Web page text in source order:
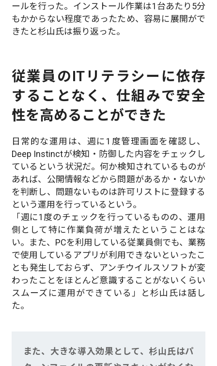
ールを行った。インストール作業は1台あたり5分
もかからない程度であったため、容易に展開がで
きたと杉山氏は振り返った。
従業員のITリテラシーに依存
することなく、仕組みで安全
性を高めることができた
日常的な運用は、週に1度管理画面を確認し、
Deep Instinctが検知・防御した内容をチェックし
ているという状況だ。何か検知されているものが
あれば、公開情報などから問題があるか・ないか
を判断し、問題ないものは許可リストに登録する
という運用を行っているという。
「週に1度のチェックを行っているものの、運用
側として特に作業負荷が増えたということはな
い。また、PCを利用している従業員側でも、業務
で使用しているアプリが利用できないといったこ
とも発生しておらず、アンチウイルスソフトが変
わったことをほとんど意識することがないくらい
スムーズに運用ができている」と杉山氏は話し
た。
また、大きな導入効果として、杉山氏はパ